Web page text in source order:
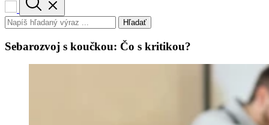
Hľadať
Sebarozvoj s koučkou: Čo s kritikou?